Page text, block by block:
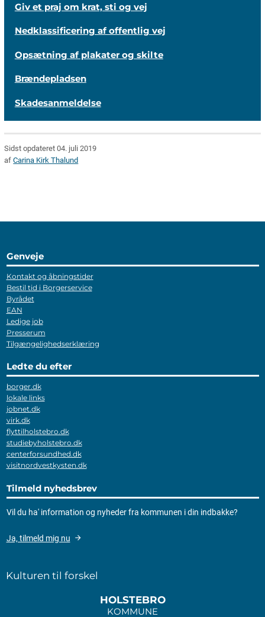
Giv et praj om krat, sti og vej
Nedklassificering af offentlig vej
Opsætning af plakater og skilte
Brændepladsen
Skadesanmeldelse
Sidst opdateret 04. juli 2019
afCarina Kirk Thalund
Genveje
Kontakt og åbningstider
Bestil tid i Borgerservice
Byrådet
EAN
Ledige job
Presserum
Tilgængelighedserklæring
Ledte du efter
borger.dk
lokale links
jobnet.dk
virk.dk
flyttilholstebro.dk
studiebyholstebro.dk
centerforsundhed.dk
visitnordvestkysten.dk
Tilmeld nyhedsbrev
Vil du ha' information og nyheder fra kommunen i din indbakke?
Ja, tilmeld mig nu
Kulturen til forskel
HOLSTEBRO
KOMMUNE